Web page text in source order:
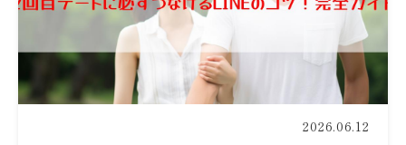
2026.06.12